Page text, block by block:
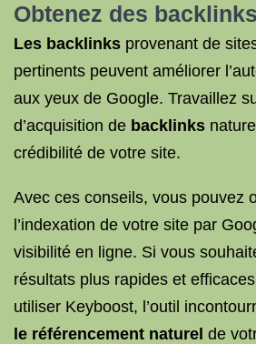
Obtenez des
Les backlinks provenant de
pertinents peuvent améliorer
aux yeux de Google. Travaillez
d’acquisition de backlinks
crédibilité de votre site.
Avec ces conseils, vous pouvez
l’indexation de votre site par
visibilité en ligne. Si vous
résultats plus rapides et
utiliser Keyboost, l’outil
le référencement naturel de